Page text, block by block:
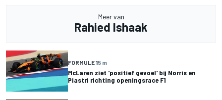
Meer van
Rahied Ishaak
FORMULE 15 m
McLaren ziet 'positief gevoel' bij Norris en
Piastri richting openingsrace F1